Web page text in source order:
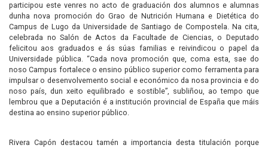
participou este venres no acto de graduación dos alumnos e alumnas
dunha nova promoción do Grao de Nutrición Humana e Dietética do
Campus de Lugo da Universidade de Santiago de Compostela. Na cita,
celebrada no Salón de Actos da Facultade de Ciencias, o Deputado
felicitou aos graduados e ás súas familias e reivindicou o papel da
Universidade pública. “Cada nova promoción que, coma esta, sae do
noso Campus fortalece o ensino público superior como ferramenta para
impulsar o desenvolvemento social e económico da nosa provincia e do
noso país, dun xeito equilibrado e sostible”, subliñou, ao tempo que
lembrou que a Deputación é a institución provincial de España que máis
destina ao ensino superior público.
Rivera Capón destacou tamén a importancia desta titulación porque